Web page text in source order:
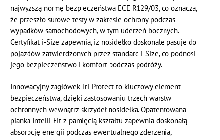
najwyższą normę bezpieczeństwa ECE R129/03, co oznacza,
że przeszło surowe testy w zakresie ochrony podczas
wypadków samochodowych, w tym uderzeń bocznych.
Certyfikat i-Size zapewnia, iż nosidełko doskonale pasuje do
pojazdów zatwierdzonych przez standard i-Size, co podnosi
jego bezpieczeństwo i komfort podczas podróży.
Innowacyjny zagłówek Tri-Protect to kluczowy element
bezpieczeństwa, dzięki zastosowaniu trzech warstw
ochronnych wewnątrz skrzydeł nosidełka. Opatentowana
pianka Intelli-Fit z pamięcią kształtu zapewnia doskonałą
absorpcję energii podczas ewentualnego zderzenia,